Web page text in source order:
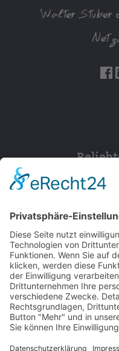
Walter Stuber
© 2026 Walter